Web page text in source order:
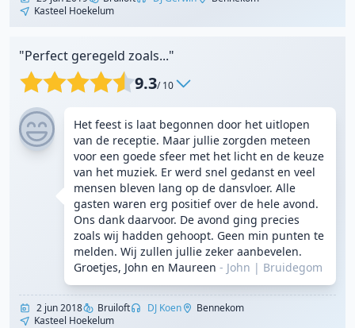
Kasteel Hoekelum
"Perfect geregeld zoals..."
9.3/ 10
Het feest is laat begonnen door het uitlopen
van de receptie. Maar jullie zorgden meteen
voor een goede sfeer met het licht en de keuze
van het muziek. Er werd snel gedanst en veel
mensen bleven lang op de dansvloer. Alle
gasten waren erg positief over de hele avond.
Ons dank daarvoor. De avond ging precies
zoals wij hadden gehoopt. Geen min punten te
melden. Wij zullen jullie zeker aanbevelen.
Groetjes, John en Maureen - John | Bruidegom
2 jun 2018 Bruiloft DJ Koen
Bennekom
Kasteel Hoekelum